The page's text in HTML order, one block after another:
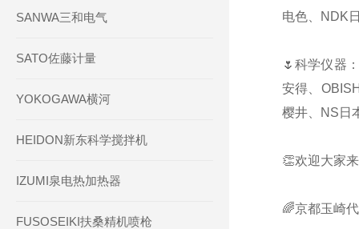
电色、NDK
🌷科学仪器
安得、
樱井、NS日
👏欢迎大家
🌈京都玉崎
SANWA三和电气
SATO佐藤计量
YOKOGAWA横河
HEIDON新东科学搅拌机
IZUMI泉电热加热器
FUSOSEIKI扶桑精机喷枪